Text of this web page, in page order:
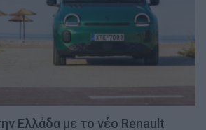
Ελλάδα με το νέο Renault